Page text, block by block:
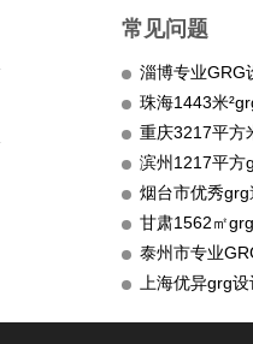
常见问题
淄博专业GRG
重庆3217平方
滨州1217平方
烟台市优秀grg
甘肃1562㎡
泰州市专业
上海优异grg